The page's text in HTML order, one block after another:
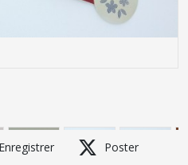
Enregistrer Poster